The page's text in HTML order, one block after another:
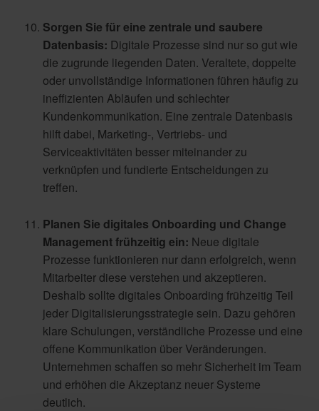
Sorgen Sie für eine zentrale und saubere
Datenbasis: Digitale Prozesse sind nur so gut wie
die zugrunde liegenden Daten. Veraltete, doppelte
oder unvollständige Informationen führen häufig zu
ineffizienten Abläufen und schlechter
Kundenkommunikation. Eine zentrale Datenbasis
hilft dabei, Marketing-, Vertriebs- und
Serviceaktivitäten besser miteinander zu
verknüpfen und fundierte Entscheidungen zu
treffen.
Planen Sie digitales Onboarding und Change
Management frühzeitig ein: Neue digitale
Prozesse funktionieren nur dann erfolgreich, wenn
Mitarbeiter diese verstehen und akzeptieren.
Deshalb sollte digitales Onboarding frühzeitig Teil
jeder Digitalisierungsstrategie sein. Dazu gehören
klare Schulungen, verständliche Prozesse und eine
offene Kommunikation über Veränderungen.
Unternehmen schaffen so mehr Sicherheit im Team
und erhöhen die Akzeptanz neuer Systeme
deutlich.